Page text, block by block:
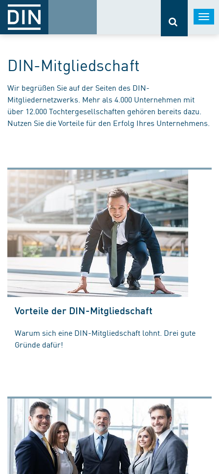
DIN-Mitgliedschaft
Wir begrüßen Sie auf der Seiten des DIN-
Mitgliedernetzwerks. Mehr als 4.000 Unternehmen mit
über 12.000 Tochtergesellschaften gehören bereits dazu.
Nutzen Sie die Vorteile für den Erfolg Ihres Unternehmens.
Vorteile der DIN-Mitgliedschaft
Warum sich eine DIN-Mitgliedschaft lohnt. Drei gute
Gründe dafür!